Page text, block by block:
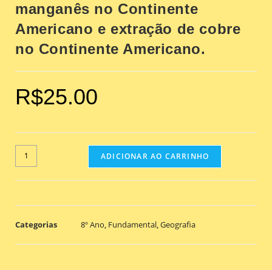
manganês no Continente
Americano e extração de cobre
no Continente Americano.
R$25.00
ADICIONAR AO CARRINHO
Categorias 8º Ano Fundamental Geografia